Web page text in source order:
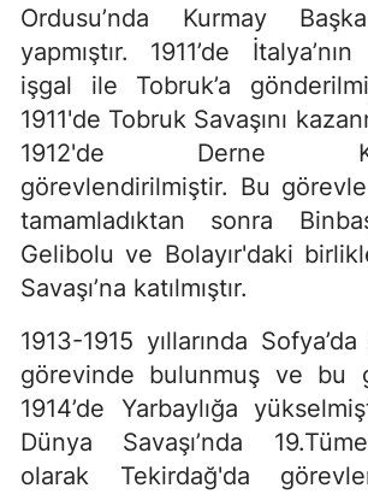
Ordusu’nda Kurmay
yapmıştır. 1911’de İtalya’nın
işgal ile Tobruk’a
1911'de Tobruk Savaşını
1912'de Derne
görevlendirilmiştir. Bu
tamamladıktan sonra
Gelibolu ve Bolayır'daki
Savaşı’na katılmıştır.
1913-1915 yıllarında
görevinde bulunmuş ve bu
1914’de Yarbaylığa
Dünya Savaşı’nda
olarak Tekirdağ'da